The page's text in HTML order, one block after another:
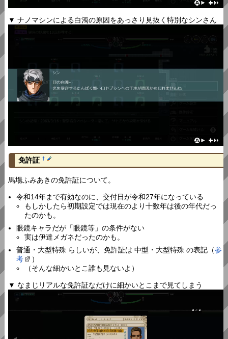
▼ ナノマシンによる白濁の原因をあっさり見抜く特別なシンさん
免許証 †
馬場ふみあきの免許証について。
令和14年まで有効なのに、交付日が令和27年になっている
もしかしたら初期設定では現在のより十数年は後の年代だっ
たのかも。
眼鏡キャラだが「眼鏡等」の条件がない
実は伊達メガネだったのかも。
普通・大型特殊 らしいが、免許証は 中型・大型特殊 の表記（参
考
）
（そんな細かいとこ誰も見ないよ）
▼ なまじリアルな免許証なだけに細かいとこまで見てしまう